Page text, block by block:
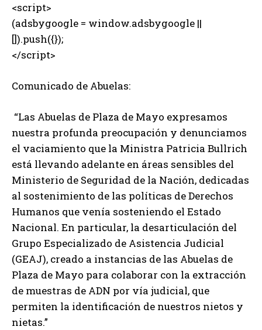
<script>
(adsbygoogle = window.adsbygoogle ||
[]).push({});
</script>
Comunicado de Abuelas:
“Las Abuelas de Plaza de Mayo expresamos
nuestra profunda preocupación y denunciamos
el vaciamiento que la Ministra Patricia Bullrich
está llevando adelante en áreas sensibles del
Ministerio de Seguridad de la Nación, dedicadas
al sostenimiento de las políticas de Derechos
Humanos que venía sosteniendo el Estado
Nacional. En particular, la desarticulación del
Grupo Especializado de Asistencia Judicial
(GEAJ), creado a instancias de las Abuelas de
Plaza de Mayo para colaborar con la extracción
de muestras de ADN por vía judicial, que
permiten la identificación de nuestros nietos y
nietas.”